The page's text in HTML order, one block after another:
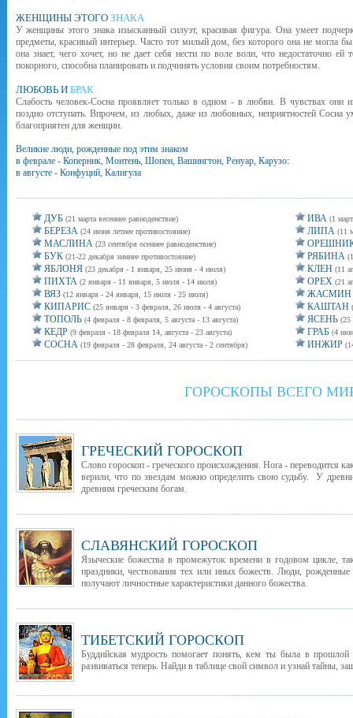
ЖЕНЩИНЫ ЭТОГО ЗНАКА
У женщины этого знака изысканный силуэт, красивая фигура. Она умеет
предметы, красивый интерьер. Часто тот милый дом, без которого она не могла бы
она знает, чего хочет, но не дает себя нести по воле волн, что недостаточно
покорного, способна планировать и подчинять условия своим потребностям.
ЛЮБОВЬ И БРАК
Слабость человек-Сосна проявляет только в одном - в любви. В чувствах они
поздно отступать. Впрочем, из любых, даже из любовных, неприятностей Сосна
благоприятен для женщин.
Великие люди, рожденные под этим знаком
в феврале - Коперник, Монтень, Шопен, Вашингтон, Ренуар, Карузо:
в августе - Конфуций, Калигула
ДУБ (21 марта весеннее равноденствие)
БЕРЕЗА (24 июня летнее противостояние)
МАСЛИНА (23 сентября осеннее равноденствие)
БУК (21-22 декабря зимнее противостояние)
ЯБЛОНЯ (23 декабря - 1 января, 25 июня - 4 июля)
ПИХТА (2 января - 11 января, 5 июля - 14 июля)
ВЯЗ (12 января - 24 января, 15 июля - 25 июля)
КИПАРИС (25 января - 3 февраля, 26 июля - 4 августа)
ТОПОЛЬ (4 февраля - 8 февраля, 5 августа - 13 августа)
КЕДР (9 февраля - 18 февраля 14, августа - 23 августа)
СОСНА (19 февраля - 28 февраля, 24 августа - 2 сентября)
ИВА (1
ЛИПА (11
РЯБИНА
КЛЕН (11
ОРЕХ (21
ЖАСМИН
КАШТАН
ЯСЕНЬ (25
ГРАБ (4
ИНЖИР
ГОРОСКОПЫ ВСЕГО
ГРЕЧЕСКИЙ ГОРОСКОП
Слово гороскоп - греческого происхождения. Hora - переводится
верили, что по звездам можно определить свою судьбу. У
древним греческим богам.
СЛАВЯНСКИЙ ГОРОСКОП
Языческие божества в промежуток времени в годовом цикле,
праздники, чествования тех или иных божеств. Люди,
получают личностные характеристики данного божества.
ТИБЕТСКИЙ ГОРОСКОП
Буддийская мудрость помогает понять, кем ты была в
развиваться теперь. Найди в таблице свой символ и узнай тайны,